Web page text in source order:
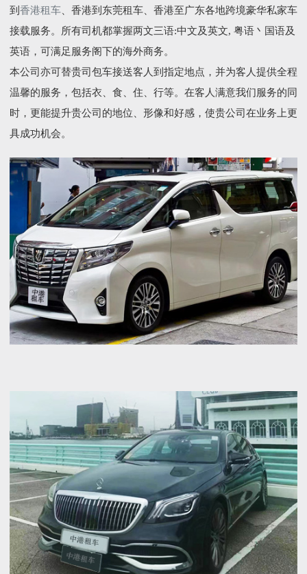
到 香港租车、香港到东莞租车、香港至广东各地跨境豪华私家车
接载服务。所有司机都掌握两文三语:中文及英文, 粤语丶国语及
英语，可满足服务阁下的海外商务。
本公司亦可替贵司包车接送客人到指定地点，并为客人提供全程
温馨的服务，包括衣、食、住、行等。在客人满意我们服务的同
时，更能提升贵公司的地位、形像和好感，使贵公司在业务上更
具成功机会。